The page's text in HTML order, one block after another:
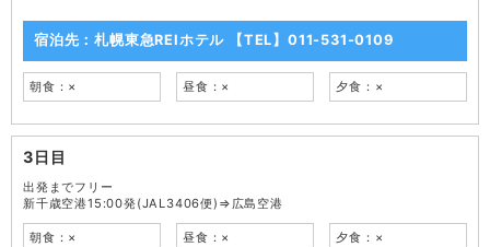
宿泊先：札幌東急REIホテル 【TEL】011-531-0109
朝食：× 昼食：× 夕食：×
3日目
出発までフリー
新千歳空港15:00発(JAL3406便)⇒広島空港
朝食：× 昼食：× 夕食：×